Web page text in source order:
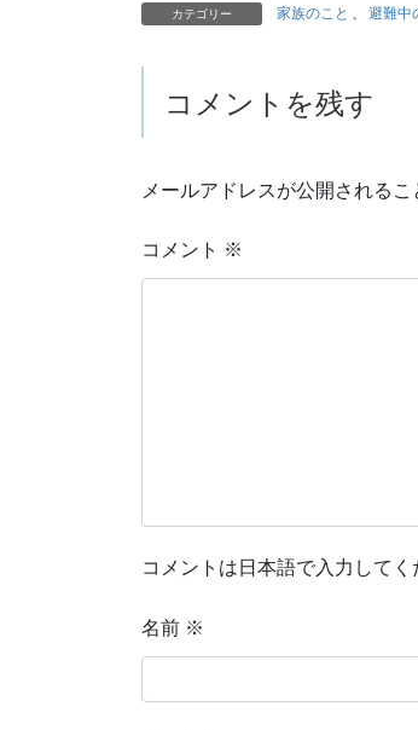
カテゴリー 家族のこと 、 避難中
コメントを残す
メールアドレスが公開されるこ
コメント ※
コメントは日本語で入力して
名前 ※